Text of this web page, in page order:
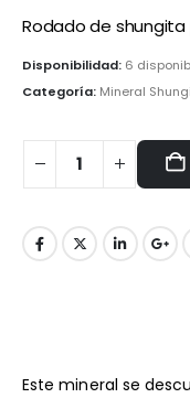
Rodado de shungita
Disponibilidad: 6
Categoría: Mineral
Este mineral se